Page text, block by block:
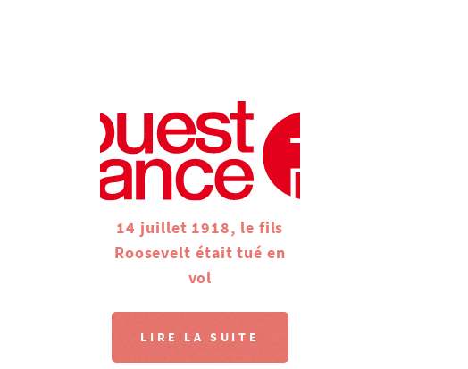
14 juillet 1918, le fils
Roosevelt était tué en
vol
LIRE LA SUITE